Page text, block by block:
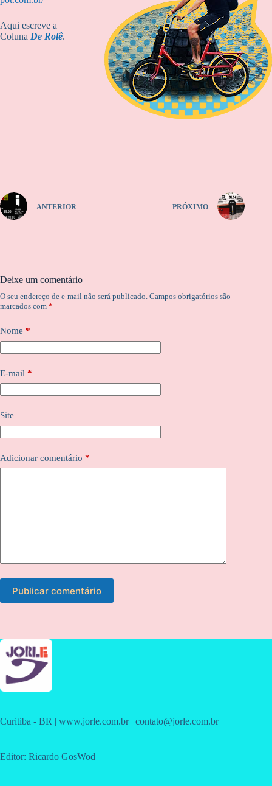
Aqui escreve a
Coluna De Rolê.
ANTERIOR PRÓXIMO
Deixe um comentário
O seu endereço de e-mail não será publicado. Campos obrigatórios são
marcados com *
Nome *
E-mail *
Site
Adicionar comentário *
Publicar comentário
Curitiba - BR | www.jorle.com.br | contato@jorle.com.br
Editor: Ricardo GosWod